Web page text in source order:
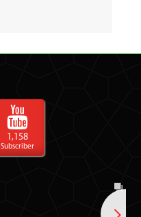
1,158
Subscriber